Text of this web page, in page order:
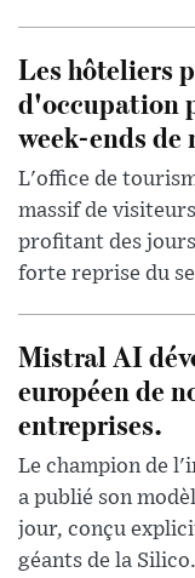
Les hôteliers
d'occupation
week-ends de
L'office de
massif de
profitant des
forte reprise du
Mistral AI
européen de
entreprises.
Le champion de
a publié son
jour, conçu
géants de la